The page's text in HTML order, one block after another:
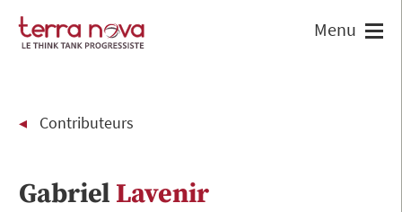
Contributeurs
Gabriel Lavenir